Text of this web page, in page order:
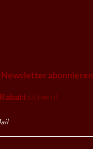
Newsletter abonnieren
sichern!